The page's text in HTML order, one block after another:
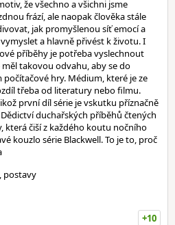
že všechno a všichni jsme
frází, ale naopak člověka stále
jak promyšlenou síť emocí a
a hlavně přivést k životu. I
příběhy je potřeba vyslechnout
měl takovou odvahu, aby se do
hry. Médium, které je ze
třeba od literatury nebo filmu.
první díl série je vskutku příznačně
duchařských příběhů čtených
která čiší z každého koutu nočního
kouzlo série Blackwell. To je to, proč
postavy
+10